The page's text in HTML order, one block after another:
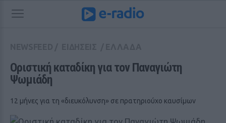
Οριστική καταδίκη για τον Παναγιώτη
Ψωμιάδη
12 μήνες για τη «διευκόλυνση» σε πρατηριούχο καυσίμων